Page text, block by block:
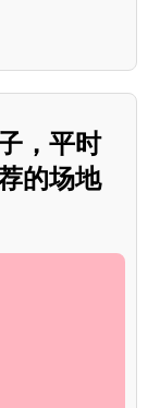
，平时
的场地